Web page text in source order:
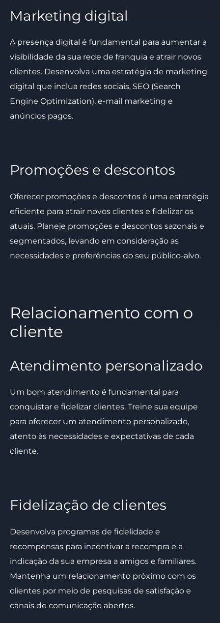
Marketing digital
A presença digital é fundamental para aumentar a
visibilidade da sua rede de franquia e atrair novos
clientes. Desenvolva uma estratégia de marketing
digital que inclua redes sociais, SEO (Search
Engine Optimization), e-mail marketing e
anúncios pagos.
Promoções e descontos
Oferecer promoções e descontos é uma estratégia
eficiente para atrair novos clientes e fidelizar os
atuais. Planeje promoções e descontos sazonais e
segmentados, levando em consideração as
necessidades e preferências do seu público-alvo.
Relacionamento com o
cliente
Atendimento personalizado
Um bom atendimento é fundamental para
conquistar e fidelizar clientes. Treine sua equipe
para oferecer um atendimento personalizado,
atento às necessidades e expectativas de cada
cliente.
Fidelização de clientes
Desenvolva programas de fidelidade e
recompensas para incentivar a recompra e a
indicação da sua empresa a amigos e familiares.
Mantenha um relacionamento próximo com os
clientes por meio de pesquisas de satisfação e
canais de comunicação abertos.